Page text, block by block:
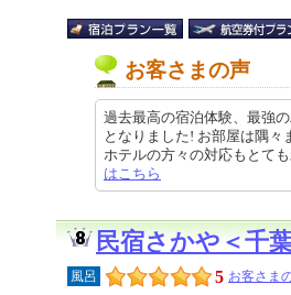
お客さまの声
過去最高の宿泊体験、最強
となりました! お部屋は隅
ホテルの方々の対応もとて
はこちら
民宿さかや＜千
風呂 5 お客さま